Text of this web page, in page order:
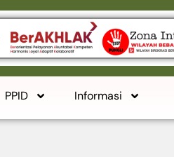
PPID Informasi